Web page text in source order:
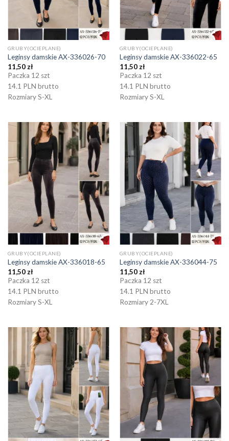
GRUBY(OCIEPLANE)
Leginsy damskie AX-336026-70
11,50 zł
Paczka 12 szt
14.1 PLN brutto
Rozmiary S-XL
GRUBY(OCIEPLANE)
Leginsy damskie AX-336022-65
11,50 zł
Paczka 12 szt
14.1 PLN brutto
Rozmiary S-XL
GRUBY(OCIEPLANE)
Leginsy damskie AX-336018-65
11,50 zł
Paczka 12 szt
14.1 PLN brutto
Rozmiary S-XL
GRUBY(OCIEPLANE)
Leginsy damskie AX-336044-75
11,50 zł
Paczka 12 szt
14.1 PLN brutto
Rozmiary 2-7XL